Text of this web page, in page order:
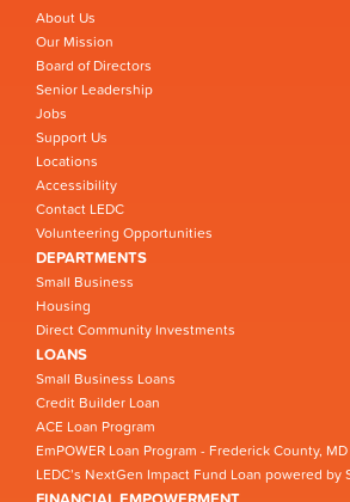
About Us
Our Mission
Board of Directors
Senior Leadership
Jobs
Support Us
Locations
Accessibility
Contact LEDC
Volunteering Opportunities
DEPARTMENTS
Small Business
Housing
Direct Community Investments
LOANS
Small Business Loans
Credit Builder Loan
ACE Loan Program
EmPOWER Loan Program - Frederick County, MD
LEDC’s NextGen Impact Fund Loan powered by